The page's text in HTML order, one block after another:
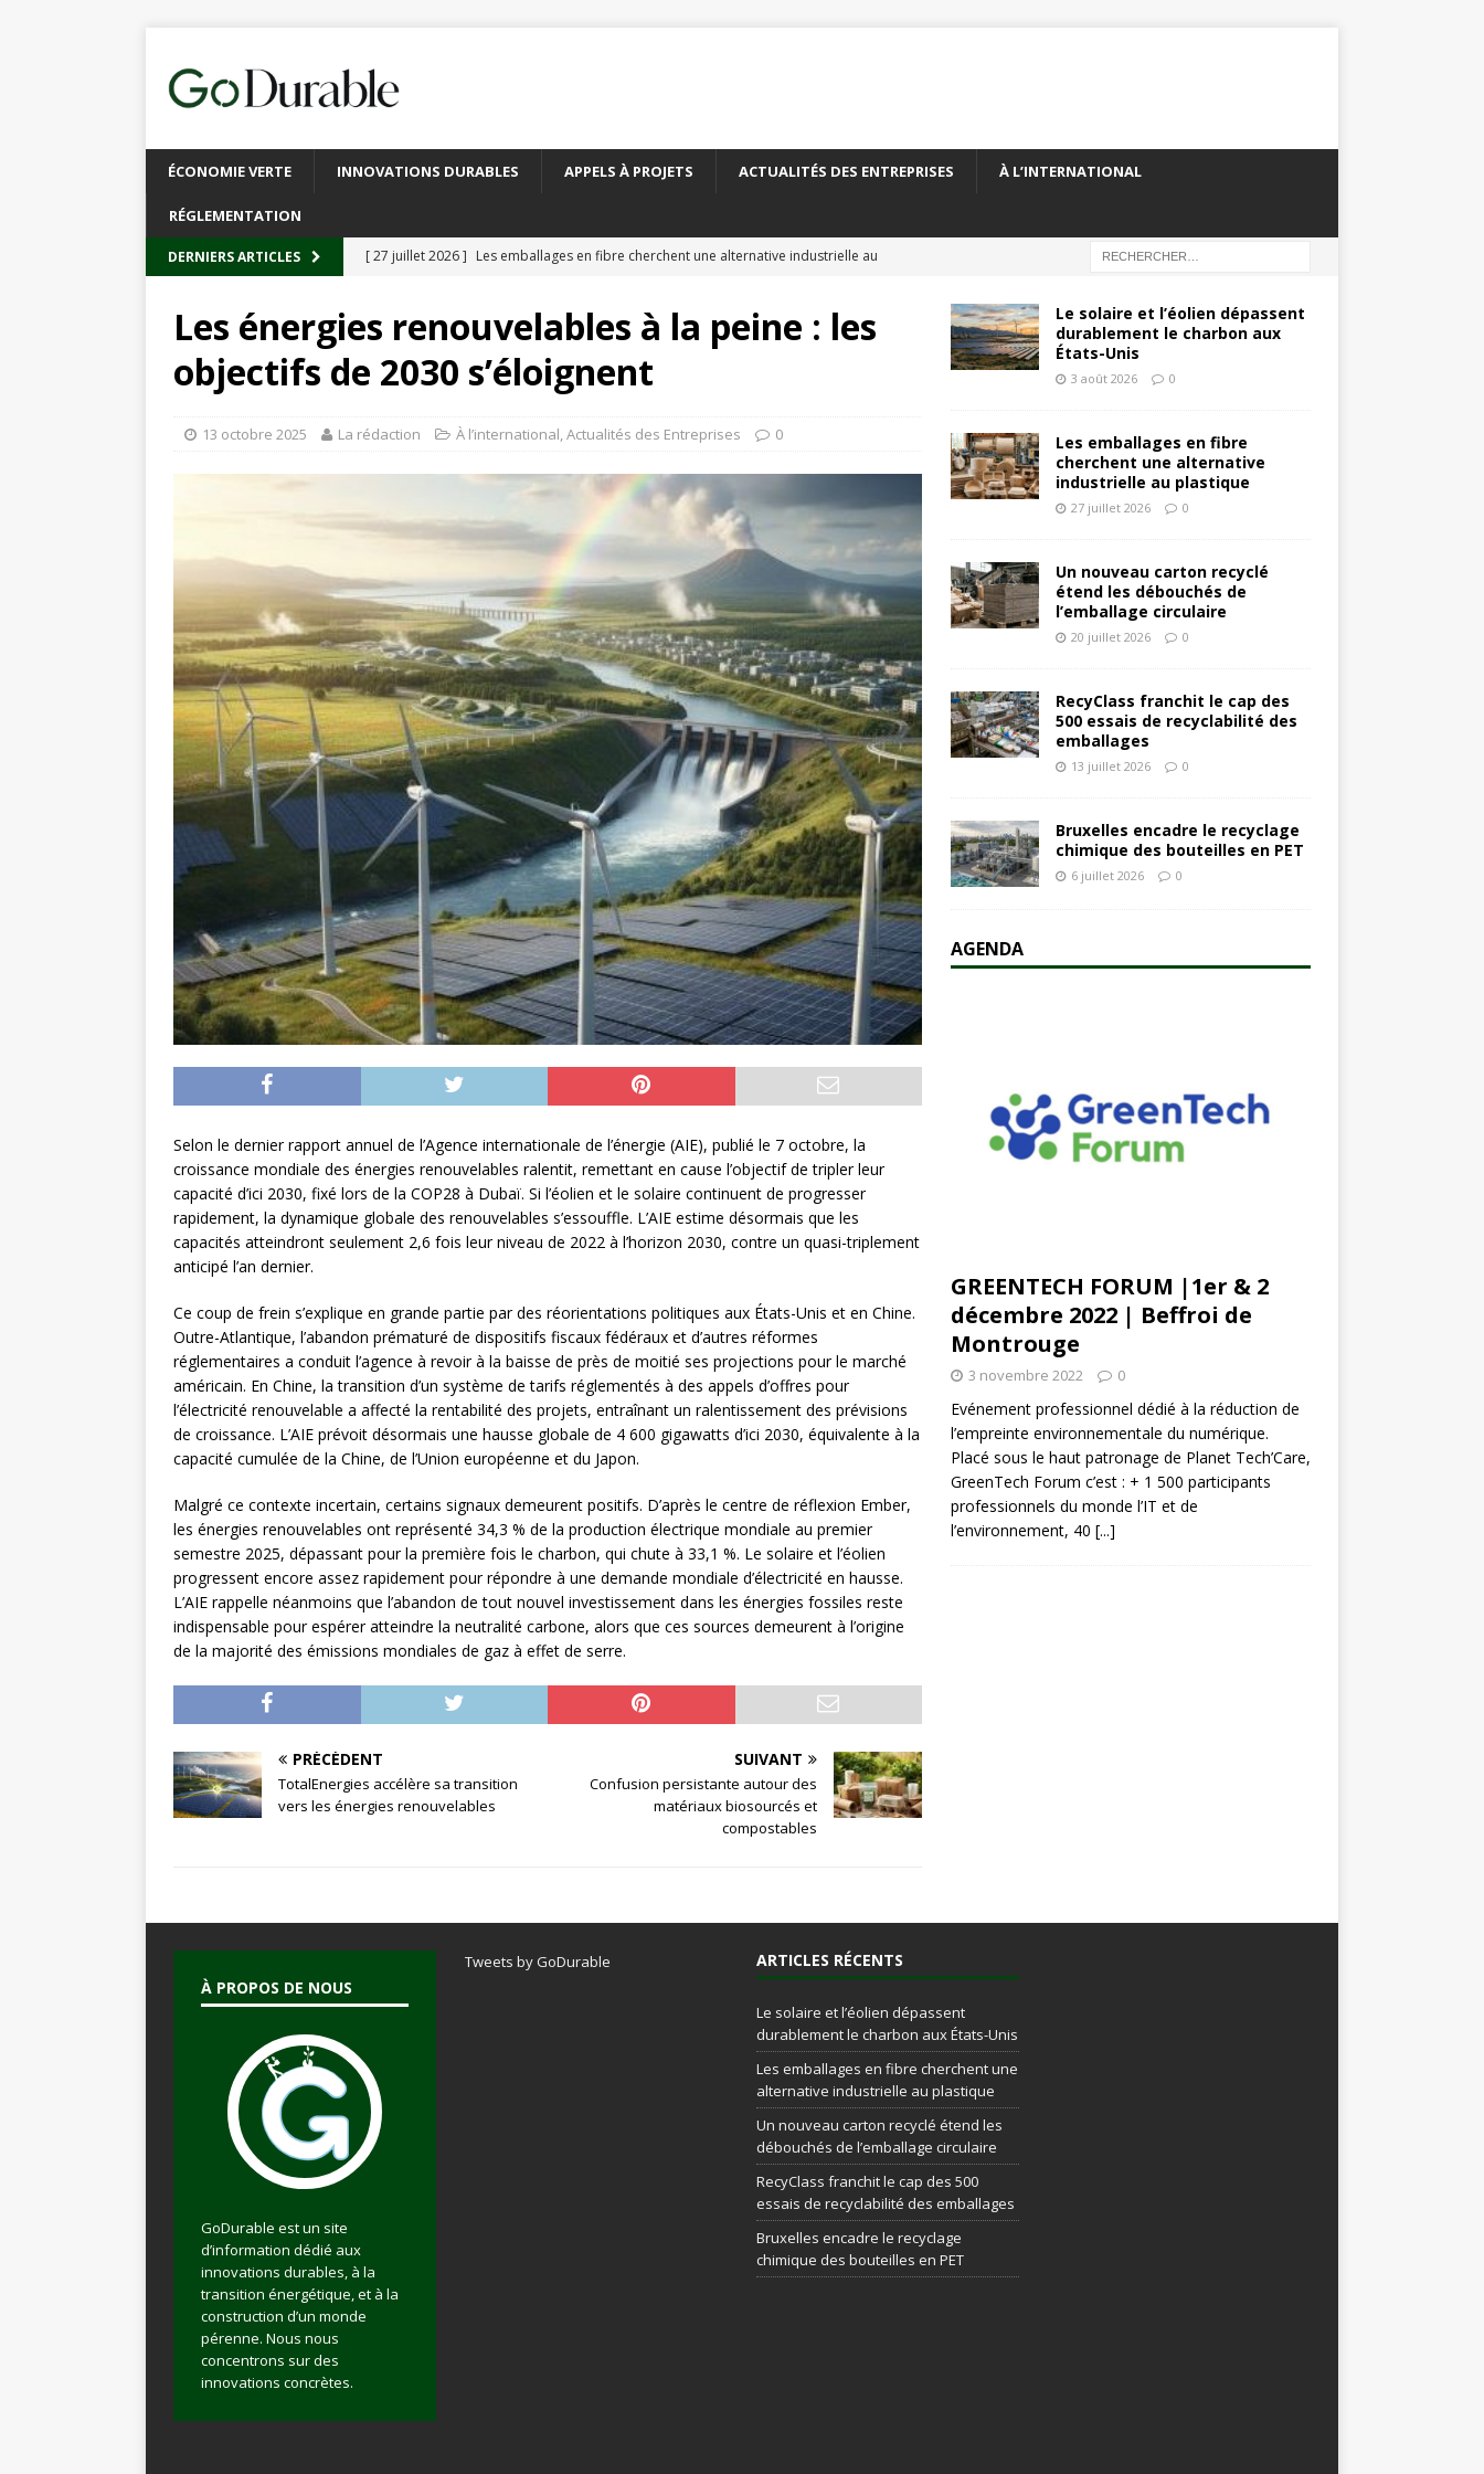
ÉCONOMIE VERTE INNOVATIONS DURABLES APPELS À PROJETS ACTUALITÉS DES ENTREPRISES À L’INTERNATIONAL
RÉGLEMENTATION
DERNIERS ARTICLES [ 27 juillet 2026 ] Les emballages en fibre cherchent une alternative industrielle au
[ 20 juillet 2026 ] Un nouveau carton recyclé étend les débouchés de l’emballage
circulaire
ACTUALITÉS DES ENTREPRISES
emballages
ACTUALITÉS DES ENTREPRISES
Bruxelles encadre le recyclage chimique des bouteilles en PET
L’INTERNATIONAL
Le solaire et l’éolien dépassent durablement le charbon aux États-Unis
À L’INTERNATIONAL
Les énergies renouvelables à la peine : les
objectifs de 2030 s’éloignent
13 octobre 2025 La rédaction À l’international,Actualités des Entreprises 0
Selon le dernier rapport annuel de l’Agence internationale de l’énergie (AIE), publié le 7 octobre, la
croissance mondiale des énergies renouvelables ralentit, remettant en cause l’objectif de tripler leur
capacité d’ici 2030, fixé lors de la COP28 à Dubaï. Si l’éolien et le solaire continuent de progresser
rapidement, la dynamique globale des renouvelables s’essouffle. L’AIE estime désormais que les
capacités atteindront seulement 2,6 fois leur niveau de 2022 à l’horizon 2030, contre un quasi-triplement
anticipé l’an dernier.
Ce coup de frein s’explique en grande partie par des réorientations politiques aux États-Unis et en Chine.
Outre-Atlantique, l’abandon prématuré de dispositifs fiscaux fédéraux et d’autres réformes
réglementaires a conduit l’agence à revoir à la baisse de près de moitié ses projections pour le marché
américain. En Chine, la transition d’un système de tarifs réglementés à des appels d’offres pour
l’électricité renouvelable a affecté la rentabilité des projets, entraînant un ralentissement des prévisions
de croissance. L’AIE prévoit désormais une hausse globale de 4 600 gigawatts d’ici 2030, équivalente à la
capacité cumulée de la Chine, de l’Union européenne et du Japon.
Malgré ce contexte incertain, certains signaux demeurent positifs. D’après le centre de réflexion Ember,
les énergies renouvelables ont représenté 34,3 % de la production électrique mondiale au premier
semestre 2025, dépassant pour la première fois le charbon, qui chute à 33,1 %. Le solaire et l’éolien
progressent encore assez rapidement pour répondre à une demande mondiale d’électricité en hausse.
L’AIE rappelle néanmoins que l’abandon de tout nouvel investissement dans les énergies fossiles reste
indispensable pour espérer atteindre la neutralité carbone, alors que ces sources demeurent à l’origine
de la majorité des émissions mondiales de gaz à effet de serre.
PRÉCÉDENT
TotalEnergies accélère sa transition
vers les énergies renouvelables
SUIVANT
Confusion persistante autour des
matériaux biosourcés et
compostables
Le solaire et l’éolien dépassent
durablement le charbon aux
États-Unis
3 août 2026 0
Les emballages en fibre
cherchent une alternative
industrielle au plastique
27 juillet 2026 0
Un nouveau carton recyclé
étend les débouchés de
l’emballage circulaire
20 juillet 2026 0
RecyClass franchit le cap des
500 essais de recyclabilité des
emballages
13 juillet 2026 0
Bruxelles encadre le recyclage
chimique des bouteilles en PET
6 juillet 2026 0
AGENDA
GREENTECH FORUM |1er & 2
décembre 2022 | Beffroi de
Montrouge
3 novembre 2022 0
Evénement professionnel dédié à la réduction de
l’empreinte environnementale du numérique.
Placé sous le haut patronage de Planet Tech’Care,
GreenTech Forum c’est : + 1 500 participants
professionnels du monde l’IT et de
l’environnement, 40 [...]
À PROPOS DE NOUS
GoDurable est un site
d’information dédié aux
innovations durables, à la
transition énergétique, et à la
construction d’un monde
pérenne. Nous nous
concentrons sur des
innovations concrètes.
Tweets by GoDurable ARTICLES RÉCENTS
Le solaire et l’éolien dépassent
durablement le charbon aux États-Unis
Les emballages en fibre cherchent une
alternative industrielle au plastique
Un nouveau carton recyclé étend les
débouchés de l’emballage circulaire
RecyClass franchit le cap des 500
essais de recyclabilité des emballages
Bruxelles encadre le recyclage
chimique des bouteilles en PET